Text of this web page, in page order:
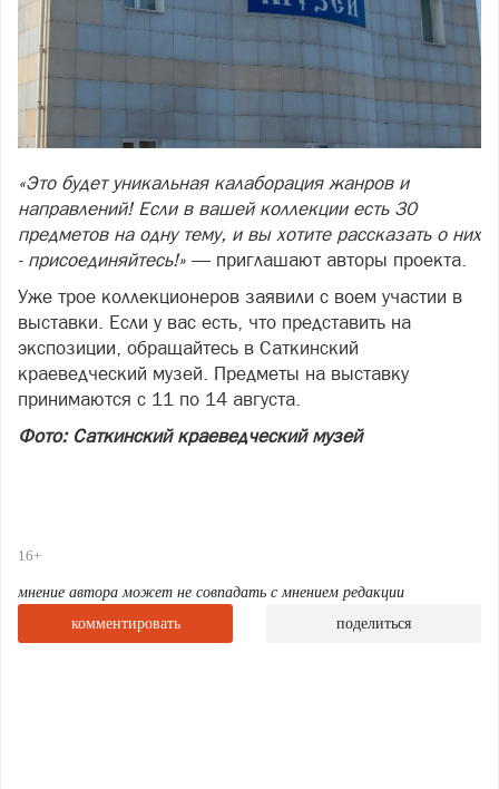
«Это будет уникальная калаборация жанров и
направлений! Если в вашей коллекции есть 30
предметов на одну тему, и вы хотите рассказать о них
- присоединяйтесь!» — приглашают авторы проекта.
Уже трое коллекционеров заявили с воем участии в
выставки. Если у вас есть, что представить на
экспозиции, обращайтесь в Саткинский
краеведческий музей. Предметы на выставку
принимаются с 11 по 14 августа.
Фото: Саткинский краеведческий музей
16+
мнение автора может не совпадать с мнением редакции
комментировать
поделиться